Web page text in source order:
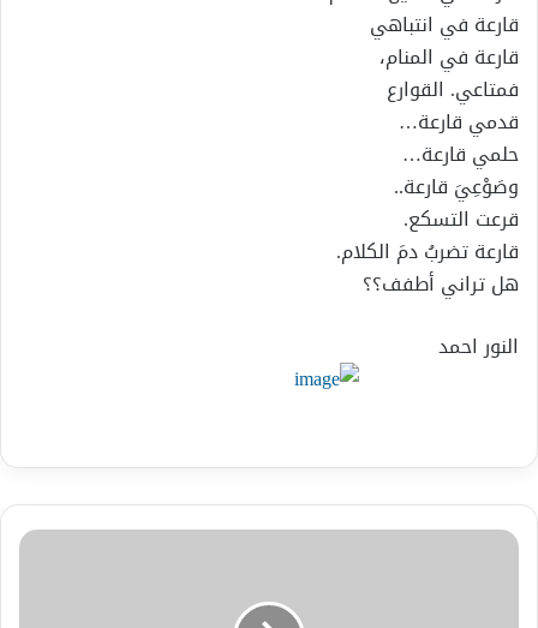
قارعة في انتباهي
قارعة في المنام،
فمتاعي. القوارع
قدمي قارعة…
حلمي قارعة…
وصَوْعِيَ قارعة..
قرعت التسكع.
قارعة تضربُ دمَ الكلام.
هل تراني أطفف؟؟
النور احمد
عاجل